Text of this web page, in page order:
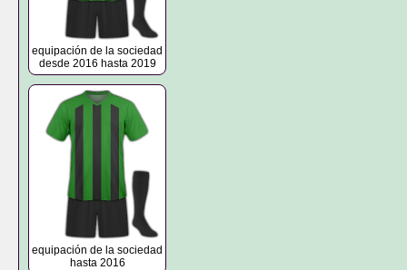
equipación de la sociedad
desde 2016 hasta 2019
equipación de la sociedad
hasta 2016